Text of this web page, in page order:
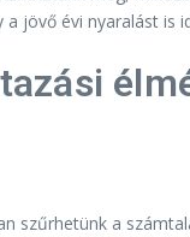
jövő évi nyaralást
szűrhetünk a